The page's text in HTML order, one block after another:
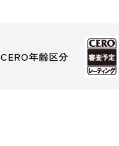
CERO年齢区分